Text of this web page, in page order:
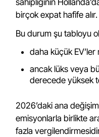
sahipliğinin
birçok expat hafife alır.
Bu durum şu tabloyu
daha küçük
ancak lüks veya
derecede yüksek
2026’daki ana
emisyonlarla birlikte
fazla